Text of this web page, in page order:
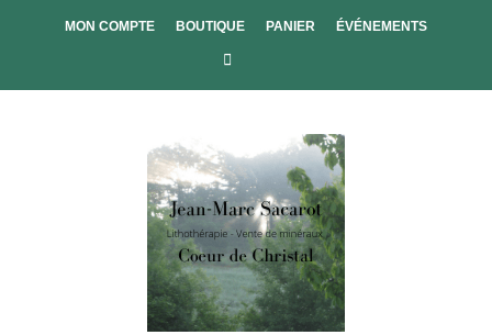
MON COMPTE BOUTIQUE PANIER ÉVÉNEMENTS